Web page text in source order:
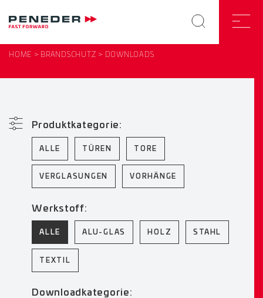
HOME BRANDSCHUTZ DOWNLOADS
Produktkategorie:
ALLE TÜREN TORE
VERGLASUNGEN VORHÄNGE
Werkstoff:
ALLE ALU-GLAS HOLZ STAHL
TEXTIL
Downloadkategorie: